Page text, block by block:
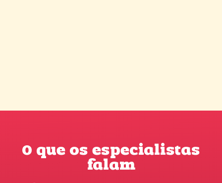
O que os especialistas
falam